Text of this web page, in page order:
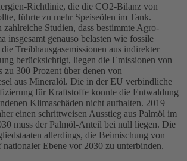
Richtlinie, die die CO2-Bilanz von
führte zu mehr Speiseölen im Tank.
Studien, dass bestimmte Agro-
insgesamt genauso belasten wie fossile
Treibhausgasemissionen aus indirekter
berücksichtigt, liegen die Emissionen von
zu 300 Prozent über denen von
aus Mineralöl. Die in der EU verbindliche
für Kraftstoffe konnte die Entwaldung
Klimaschäden nicht aufhalten. 2019
einen schrittweisen Ausstieg aus Palmöl im
muss der Palmöl-Anteil bei null liegen. Die
allerdings, die Beimischung von
Ebene vor 2030 zu unterbinden.